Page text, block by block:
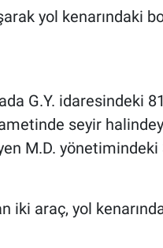
yol kenarındaki
G.Y. idaresindeki
seyir
M.D. yönetimindeki
iki araç, yol